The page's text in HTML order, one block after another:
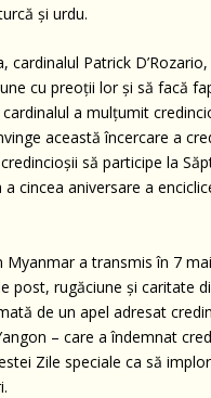
și urdu.
cardinalul Patrick
cu preoții lor și să facă
a mulțumit
această încercare a
să participe la
cincea aniversare a
a transmis în 7
post, rugăciune și caritate
de un apel adresat
– care a îndemnat
Zile speciale ca să